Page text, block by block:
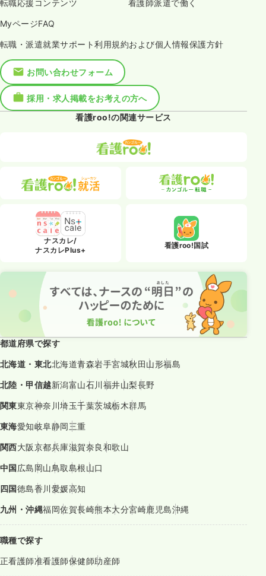
転職応援コンテンツ 看護師派遣で働く
MyページFAQ
転職・派遣就業サポート利用規約および個人情報保護方針
お問い合わせフォーム
採用・求人掲載をお考えの方へ
看護roo!の関連サービス
ナスカレ/
ナスカレPlus+
看護roo!国試
都道府県で探す
北海道・東北北海道青森岩手宮城秋田山形福島
北陸・甲信越新潟富山石川福井山梨長野
関東東京神奈川埼玉千葉茨城栃木群馬
東海愛知岐阜静岡三重
関西大阪京都兵庫滋賀奈良和歌山
中国広島岡山鳥取島根山口
四国徳島香川愛媛高知
九州・沖縄福岡佐賀長崎熊本大分宮崎鹿児島沖縄
職種で探す
正看護師准看護師保健師助産師